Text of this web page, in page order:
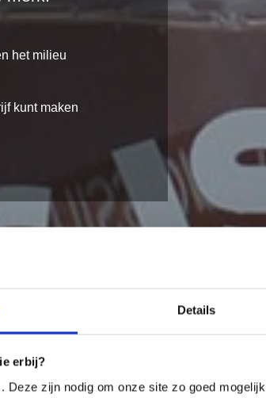
Details
erbij?
Deze zijn nodig om onze site zo goed
het milieu
kunt maken